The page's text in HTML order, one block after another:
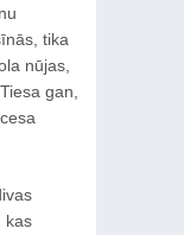
tika
nūjas,
gan,
kas